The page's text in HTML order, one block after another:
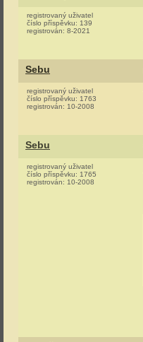
registrovaný uživatel
číslo příspěvku: 139
registrován: 8-2021
Sebu
registrovaný uživatel
číslo příspěvku: 1763
registrován: 10-2008
Sebu
registrovaný uživatel
číslo příspěvku: 1765
registrován: 10-2008